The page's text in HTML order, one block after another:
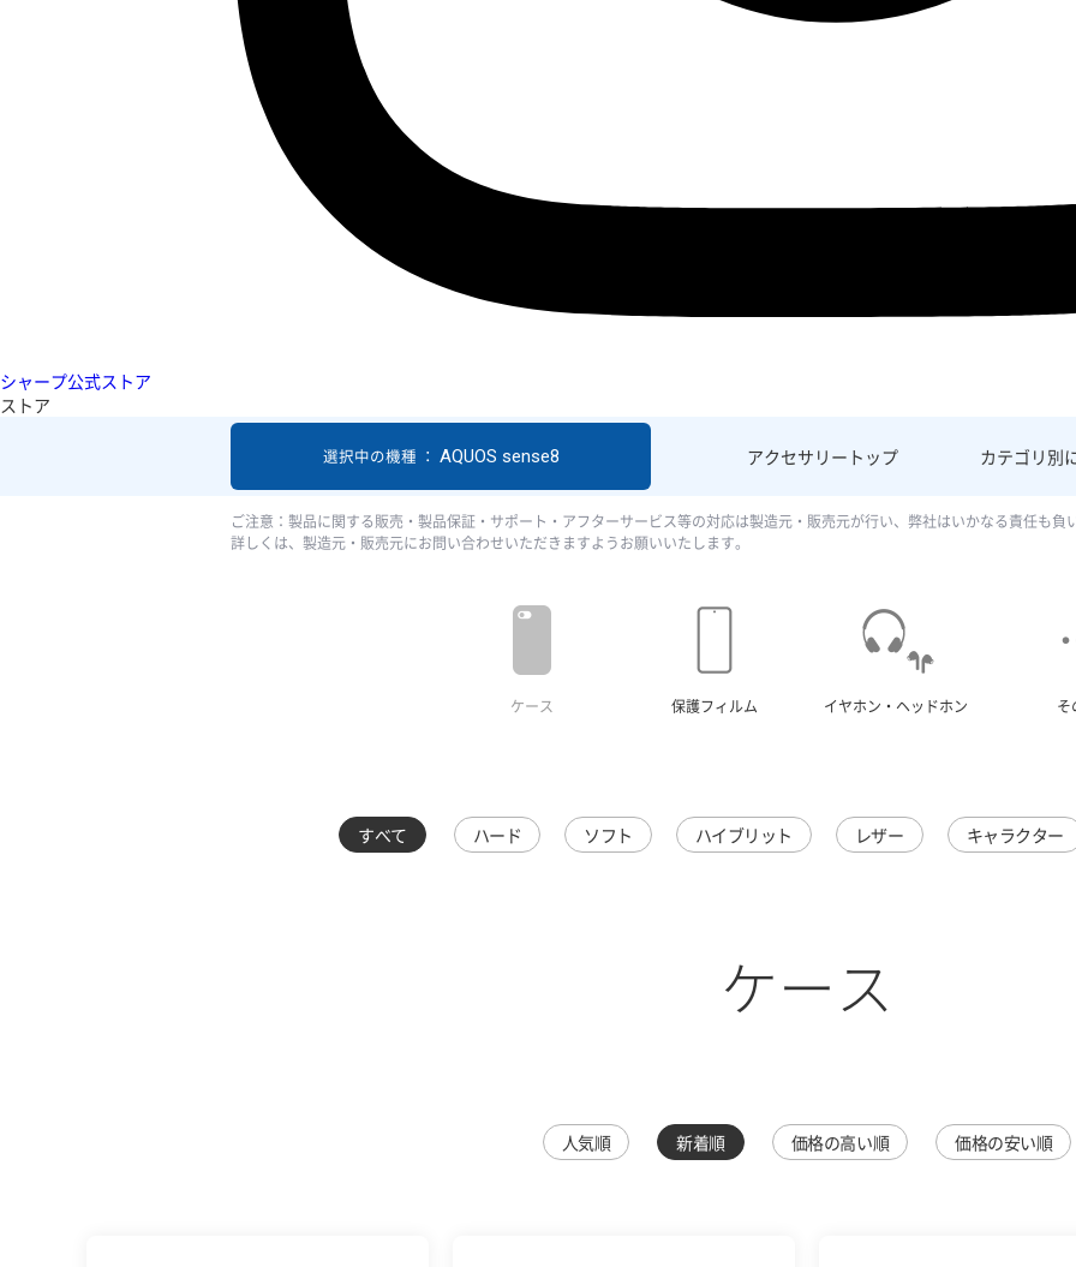
シャープ公式ストア
ストア
アクセサリー トップ カテゴリ別
選択中の機種 ： AQUOS sense8
ご注意：製品に関する販売・製品保証・サポート・アフターサービス等の対応は製造元・販売元が行い、弊社はいかなる責任も負
詳しくは、製造元・販売元にお問い合わせいただきますようお願いいたします。
ケース 保護フィルム イヤホン・ヘッドホン そ
すべて ハード ソフト ハイブリット レザー キャラクター
ケース
人気順 新着順 価格の高い順 価格の安い順